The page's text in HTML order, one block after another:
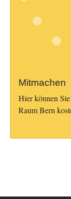
Mitmachen
Hier können
Raum Bern